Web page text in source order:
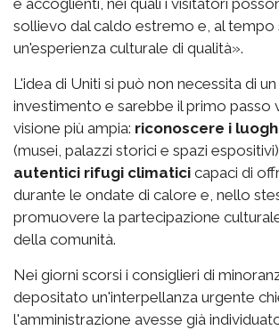
e accoglienti, nei quali i visitatori
sollievo dal caldo estremo e, al tempo
un'esperienza culturale di qualità».
L'idea di Uniti si può non necessita di
investimento e sarebbe il primo passo
visione più ampia: riconoscere i
(musei, palazzi storici e spazi espositivi)
autentici rifugi climatici capaci di
durante le ondate di calore e, nello
promuovere la partecipazione
della comunità.
Nei giorni scorsi i consiglieri di
depositato un'interpellanza urgente
l'amministrazione avesse già